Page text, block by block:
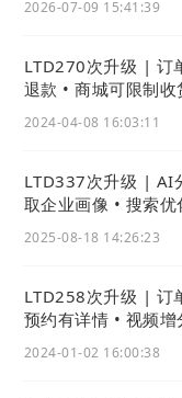
03 物料能力——
2026-07-09 15:41:39
LTD270次升级 | 订单支持部分退款 • 主动
退款 • 商城可限制
2024-04-08 16:03:11
LTD337次升级 | AI
取企业画像 • 搜索优
2025-08-18 14:26:23
LTD258次升级 | 订
预约有详情 • 视频增
2024-01-02 16:00:38